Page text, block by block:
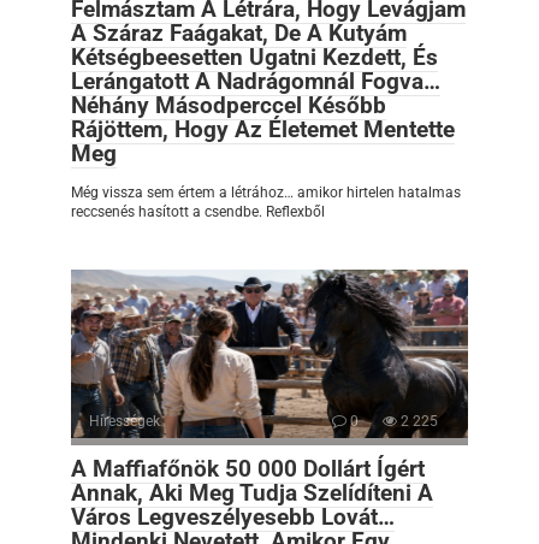
Felmásztam A Létrára, Hogy Levágjam
A Száraz Faágakat, De A Kutyám
Kétségbeesetten Ugatni Kezdett, És
Lerángatott A Nadrágomnál Fogva…
Néhány Másodperccel Később
Rájöttem, Hogy Az Életemet Mentette
Meg
Még vissza sem értem a létrához… amikor hirtelen hatalmas
reccsenés hasított a csendbe. Reflexből
Hírességek 0 2 225
A Maffiafőnök 50 000 Dollárt Ígért
Annak, Aki Meg Tudja Szelídíteni A
Város Legveszélyesebb Lovát…